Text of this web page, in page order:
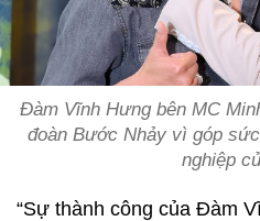
Đàm Vĩnh Hưng bên MC
đoàn Bước Nhảy vì góp
nghiệp
“Sự thành công của Đàm